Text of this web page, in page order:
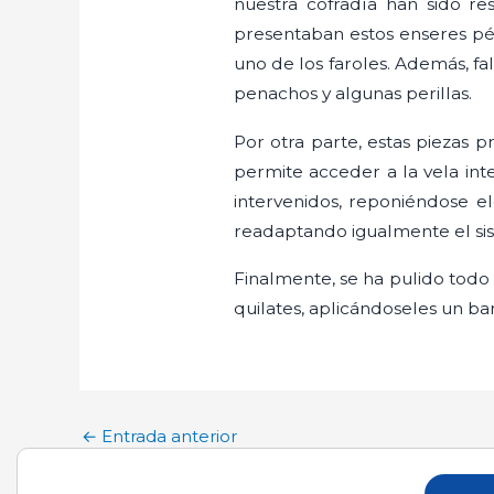
nuestra cofradía han sido
presentaban estos enseres
uno de los faroles. Además,
penachos y algunas perillas.
Por otra parte, estas piezas
permite acceder a la vela
intervenidos, reponiéndose
readaptando igualmente el
Finalmente, se ha pulido
quilates, aplicándoseles un
← Entrada anterior